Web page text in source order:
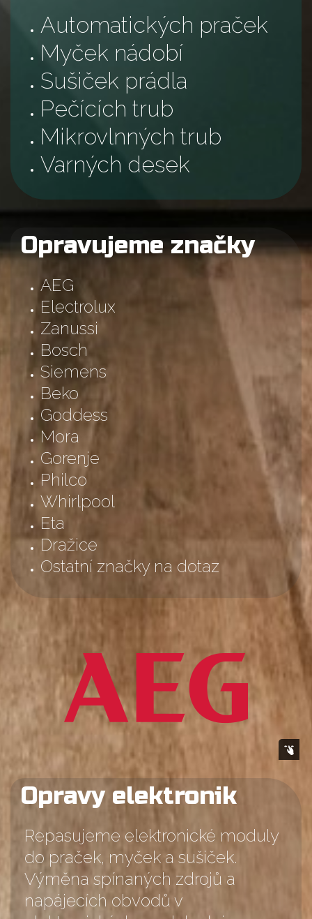
Automatických praček
Myček nádobí
Sušiček prádla
Pečících trub
Mikrovlnných trub
Varných desek
Opravujeme značky
AEG
Electrolux
Zanussi
Bosch
Siemens
Beko
Goddess
Mora
Gorenje
Philco
Whirlpool
Eta
Dražice
Ostatní značky na dotaz
Opravy elektronik
Repasujeme elektronické moduly
do praček, myček a sušiček.
Výměna spínaných zdrojů a
napájecích obvodů v